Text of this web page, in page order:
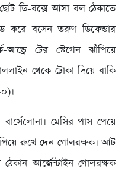
ডি-বক্সে আসা বল ঠেকাতে
করে বসেন তরুণ ডিফেন্ডার
টের স্টেগেন ঝাঁপিয়ে
থেকে টোকা দিয়ে বাকি
মেসির পাস পেয়ে
রুখে দেন গোলরক্ষক। আট
ঠেকান আর্জেন্টাইন গোলরক্ষক